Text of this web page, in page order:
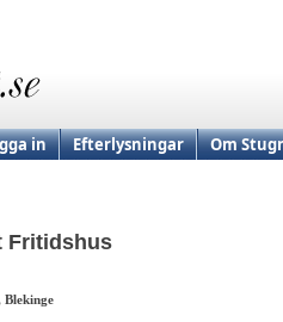
in Efterlysningar Om
Fritidshus
Blekinge